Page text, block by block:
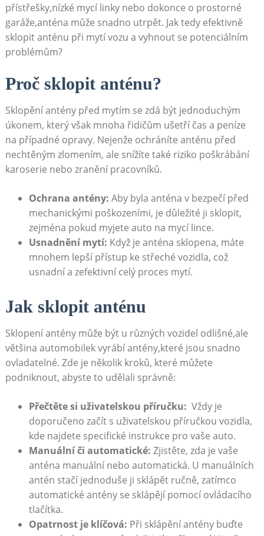
přístřešky,nízké‌ mycí‌ linky nebo dokonce o prostorné
garáže,anténa může snadno utrpět.‍ Jak tedy efektivně
sklopit anténu při mytí vozu a vyhnout se potenciálním
problémům?
Proč sklopit anténu?
Sklopění ⁤antény před ​mytím se zdá být jednoduchým
úkonem, který však mnoha řidičům ušetří čas a peníze
na případné opravy. Nejenže ochráníte anténu před
nechtěným zlomením, ale ‌snížíte také​ riziko poškrábání
karoserie nebo⁤ zranění pracovníků.
Ochrana antény: Aby byla anténa v bezpečí před
mechanickými poškozeními,‍ je důležité ji sklopit,
zejména pokud myjete auto na mycí lince.
Usnadnění mytí: Když je anténa sklopena, máte
mnohem lepší ​přístup ke střeché vozidla, což
usnadní a zefektivní celý proces mytí.
Jak sklopit⁤ anténu
Sklopení ⁢antény může být u různých vozidel ‍odlišné,ale
většina automobilek vyrábí antény,které jsou snadno
ovladatelné. Zde je několik⁤ kroků, které můžete
podniknout,⁢ abyste to udělali správně:
Přečtěte si uživatelskou příručku: ⁣ Vždy je
doporučeno‍ začít s uživatelskou příručkou vozidla,
kde najdete specifické instrukce pro vaše‍ auto.
Manuální či automatické: Zjistěte, zda je vaše
‍anténa manuální nebo automatická.⁣ U manuálních
antén stačí jednoduše ji sklápět ‍ručně, zatímco
automatické antény se sklápějí pomocí ovládacího
tlačítka.
Opatrnost je klíčová: Při sklápění antény buďte